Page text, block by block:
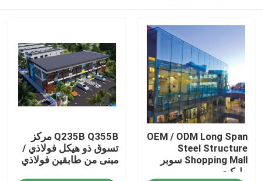
بيت
OEM / ODM Long Span
Steel Structure
Shopping Mall سوبر
ماركت
Q235B Q355B مركز
تسوق ذو هيكل فولاذي /
مبنى من طابقين فولاذي